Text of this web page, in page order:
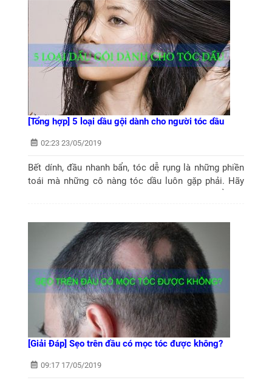
[Tổng hợp] 5 loại dầu gội dành cho người tóc dầu
02:23 23/05/2019
Bết dính, đầu nhanh bẩn, tóc dễ rụng là những phiền
toái mà những cô nàng tóc dầu luôn gặp phải. Hãy
[Giải Đáp] Sẹo trên đầu có mọc tóc được không?
09:17 17/05/2019